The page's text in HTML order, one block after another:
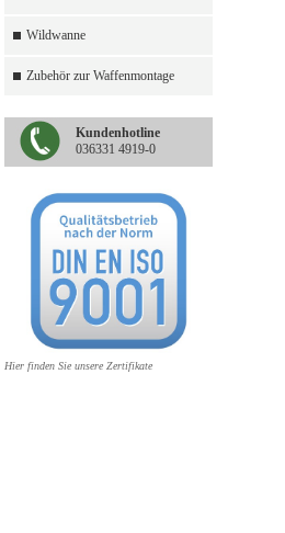
Wildwanne
Zubehör zur Waffenmontage
Kundenhotline
036331 4919-0
Hier finden Sie unsere Zertifikate